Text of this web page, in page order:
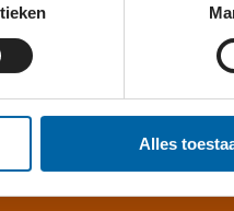
Alles
cookies om deze